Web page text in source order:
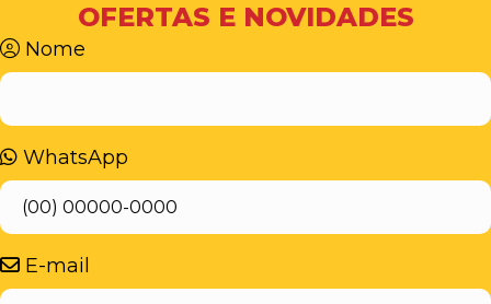
OFERTAS E NOVIDADES
Nome
WhatsApp
E-mail